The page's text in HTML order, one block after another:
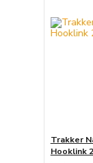
Trakker
Hooklink